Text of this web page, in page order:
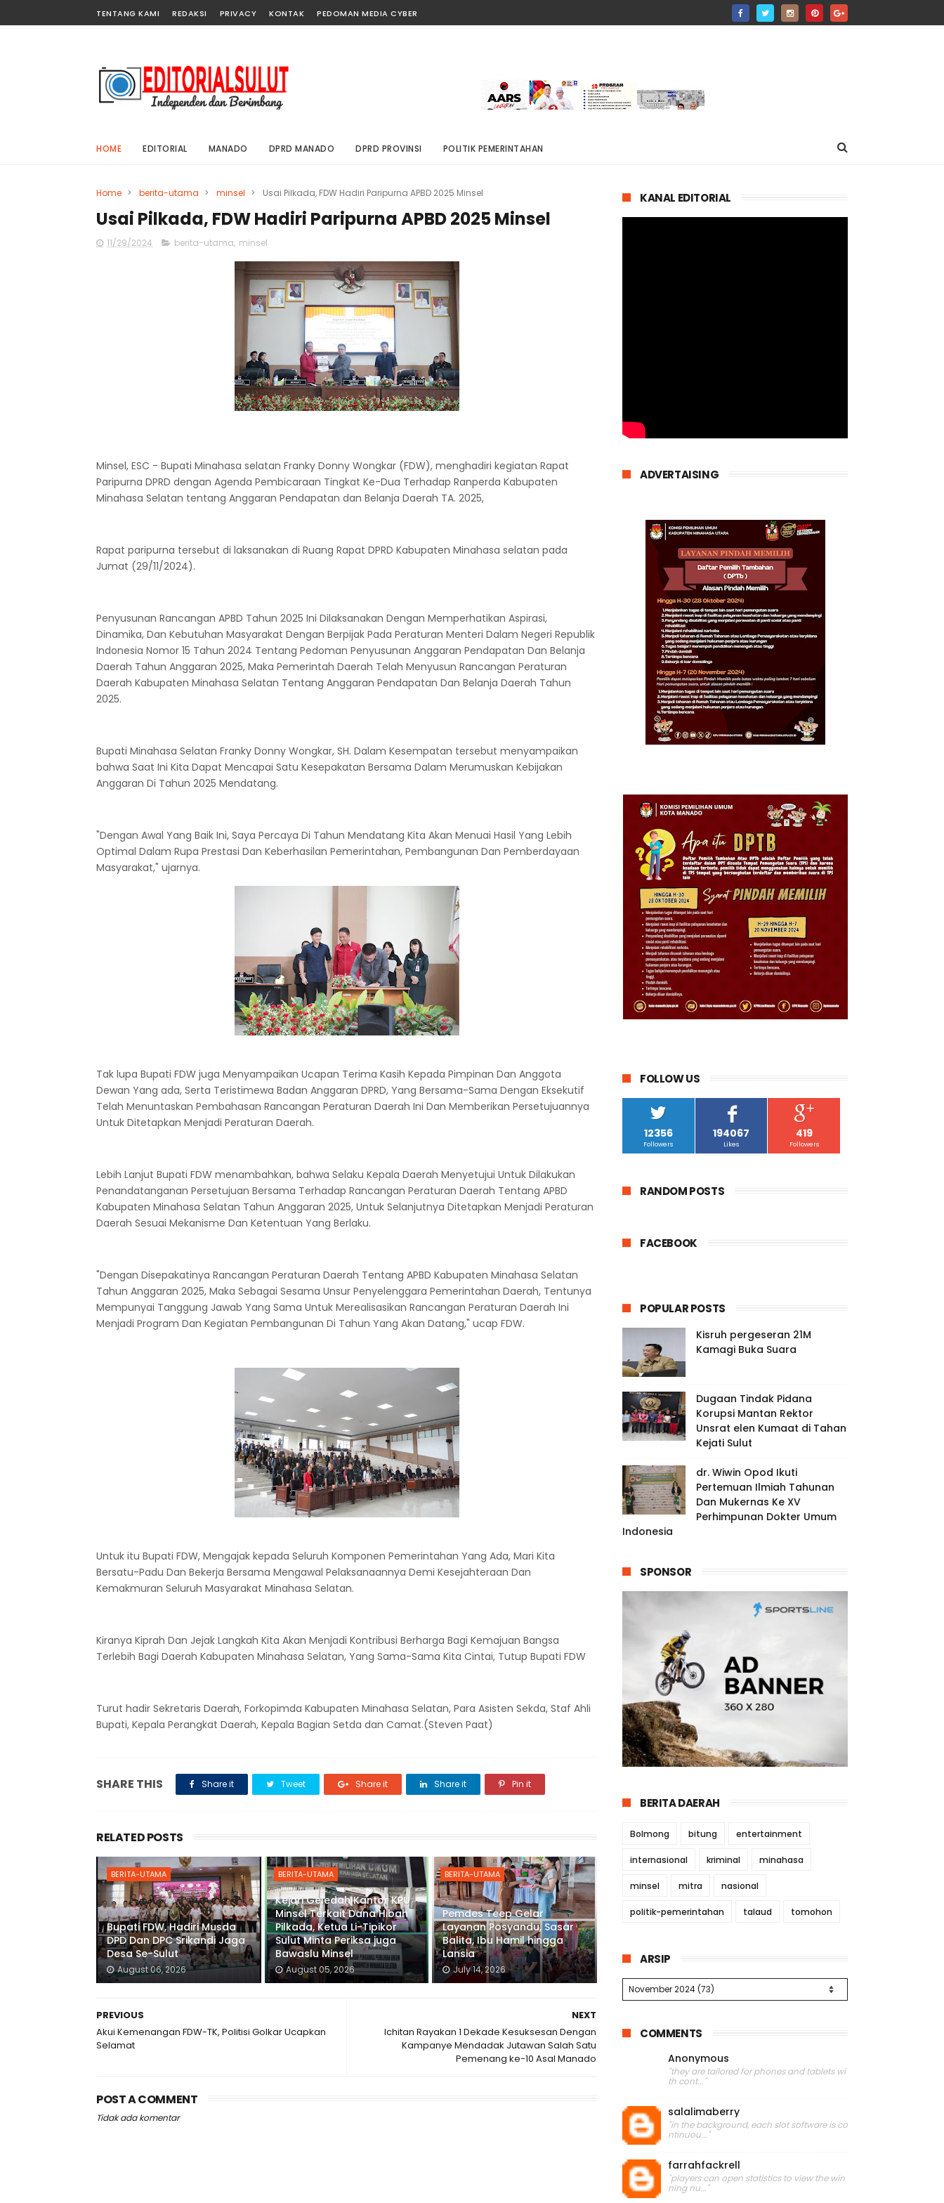
TENTANG KAMI REDAKSI PRIVACY KONTAK PEDOMAN MEDIA CYBER
HOME EDITORIAL MANADO DPRD MANADO DPRD PROVINSI POLITIK PEMERINTAHAN
Home > berita-utama > minsel > Usai Pilkada, FDW Hadiri Paripurna APBD 2025 Minsel
Usai Pilkada, FDW Hadiri Paripurna APBD 2025 Minsel
11/29/2024 berita-utama, minsel
Minsel, ESC - Bupati Minahasa selatan Franky Donny Wongkar (FDW), menghadiri kegiatan Rapat
Paripurna DPRD dengan Agenda Pembicaraan Tingkat Ke-Dua Terhadap Ranperda Kabupaten
Minahasa Selatan tentang Anggaran Pendapatan dan Belanja Daerah TA. 2025,
Rapat paripurna tersebut di laksanakan di Ruang Rapat DPRD Kabupaten Minahasa selatan pada
Jumat (29/11/2024).
Penyusunan Rancangan APBD Tahun 2025 Ini Dilaksanakan Dengan Memperhatikan Aspirasi,
Dinamika, Dan Kebutuhan Masyarakat Dengan Berpijak Pada Peraturan Menteri Dalam Negeri Republik
Indonesia Nomor 15 Tahun 2024 Tentang Pedoman Penyusunan Anggaran Pendapatan Dan Belanja
Daerah Tahun Anggaran 2025, Maka Pemerintah Daerah Telah Menyusun Rancangan Peraturan
Daerah Kabupaten Minahasa Selatan Tentang Anggaran Pendapatan Dan Belanja Daerah Tahun
2025.
Bupati Minahasa Selatan Franky Donny Wongkar, SH. Dalam Kesempatan tersebut menyampaikan
bahwa Saat Ini Kita Dapat Mencapai Satu Kesepakatan Bersama Dalam Merumuskan Kebijakan
Anggaran Di Tahun 2025 Mendatang.
"Dengan Awal Yang Baik Ini, Saya Percaya Di Tahun Mendatang Kita Akan Menuai Hasil Yang Lebih
Optimal Dalam Rupa Prestasi Dan Keberhasilan Pemerintahan, Pembangunan Dan Pemberdayaan
Masyarakat," ujarnya.
Tak lupa Bupati FDW juga Menyampaikan Ucapan Terima Kasih Kepada Pimpinan Dan Anggota
Dewan Yang ada, Serta Teristimewa Badan Anggaran DPRD, Yang Bersama-Sama Dengan Eksekutif
Telah Menuntaskan Pembahasan Rancangan Peraturan Daerah Ini Dan Memberikan Persetujuannya
Untuk Ditetapkan Menjadi Peraturan Daerah.
Lebih Lanjut Bupati FDW menambahkan, bahwa Selaku Kepala Daerah Menyetujui Untuk Dilakukan
Penandatanganan Persetujuan Bersama Terhadap Rancangan Peraturan Daerah Tentang APBD
Kabupaten Minahasa Selatan Tahun Anggaran 2025, Untuk Selanjutnya Ditetapkan Menjadi Peraturan
Daerah Sesuai Mekanisme Dan Ketentuan Yang Berlaku.
"Dengan Disepakatinya Rancangan Peraturan Daerah Tentang APBD Kabupaten Minahasa Selatan
Tahun Anggaran 2025, Maka Sebagai Sesama Unsur Penyelenggara Pemerintahan Daerah, Tentunya
Mempunyai Tanggung Jawab Yang Sama Untuk Merealisasikan Rancangan Peraturan Daerah Ini
Menjadi Program Dan Kegiatan Pembangunan Di Tahun Yang Akan Datang," ucap FDW.
Untuk itu Bupati FDW, Mengajak kepada Seluruh Komponen Pemerintahan Yang Ada, Mari Kita
Bersatu-Padu Dan Bekerja Bersama Mengawal Pelaksanaannya Demi Kesejahteraan Dan
Kemakmuran Seluruh Masyarakat Minahasa Selatan.
Kiranya Kiprah Dan Jejak Langkah Kita Akan Menjadi Kontribusi Berharga Bagi Kemajuan Bangsa
Terlebih Bagi Daerah Kabupaten Minahasa Selatan, Yang Sama-Sama Kita Cintai, Tutup Bupati FDW
Turut hadir Sekretaris Daerah, Forkopimda Kabupaten Minahasa Selatan, Para Asisten Sekda, Staf Ahli
Bupati, Kepala Perangkat Daerah, Kepala Bagian Setda dan Camat.(Steven Paat)
SHARE THIS Share it Tweet Share it Share it Pin it
RELATED POSTS
BERITA-UTAMA
Bupati FDW, Hadiri Musda
DPD Dan DPC Srikandi Jaga
Desa Se-Sulut
August 06, 2026
BERITA-UTAMA
Kejari Geledah Kantor KPU
Minsel Terkait Dana Hibah
Pilkada, Ketua Li-Tipikor
Sulut Minta Periksa juga
Bawaslu Minsel
August 05, 2026
BERITA-UTAMA
Pemdes Teep Gelar
Layanan Posyandu, Sasar
Balita, Ibu Hamil hingga
Lansia
July 14, 2026
NEXT
Ichitan Rayakan 1 Dekade Kesuksesan Dengan
Kampanye Mendadak Jutawan Salah Satu
Pemenang ke-10 Asal Manado
PREVIOUS
Akui Kemenangan FDW-TK, Politisi Golkar Ucapkan
Selamat
POST A COMMENT
Tidak ada komentar
KANAL EDITORIAL
ADVERTAISING
FOLLOW US
12356
Followers
194067
Likes
419
Followers
RANDOM POSTS
FACEBOOK
POPULAR POSTS
Kisruh pergeseran 21M
Kamagi Buka Suara
Dugaan Tindak Pidana
Korupsi Mantan Rektor
Unsrat elen Kumaat di Tahan
Kejati Sulut
dr. Wiwin Opod Ikuti
Pertemuan Ilmiah Tahunan
Dan Mukernas Ke XV
Perhimpunan Dokter Umum
Indonesia
SPONSOR
BERITA DAERAH
Bolmong bitung entertainment
internasional kriminal minahasa
minsel mitra nasional
politik-pemerintahan talaud tomohon
ARSIP
COMMENTS
Anonymous
"they are tailored for phones and tablets wi
th cont..."
salalimaberry
"in the background, each slot software is co
ntinuou..."
farrahfackrell
"players can open statistics to view the win
ning nu..."